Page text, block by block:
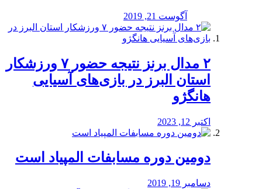
آگوست 21, 2019
۲ مدال برنز نتیجه حضور ۷ ورزشکار
استان البرز در بازی‌های آسیایی
هانگژو
اکتبر 12, 2023
دومین دوره مسابفات المپیاد است
دسامبر 19, 2019